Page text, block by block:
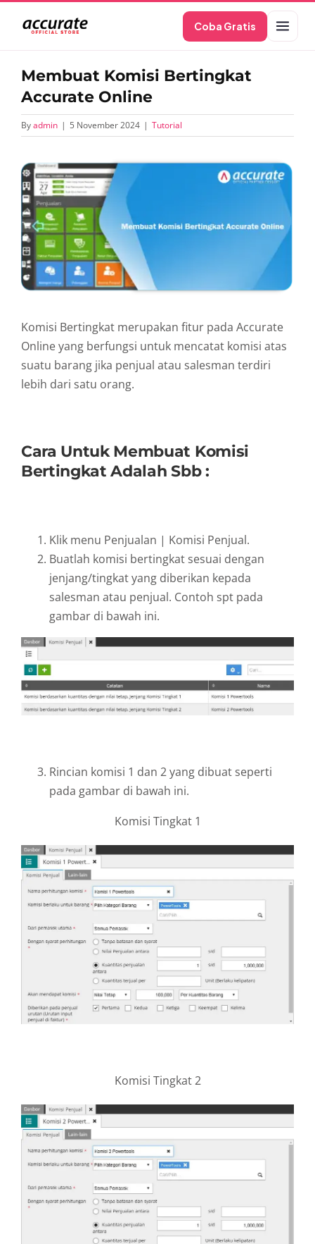
content
Coba Gratis
Membuat Komisi Bertingkat
Accurate Online
Byadmin | 5 November 2024 | Tutorial
View
Larger
Image
Komisi Bertingkat merupakan fitur pada Accurate
Online yang berfungsi untuk mencatat komisi atas
suatu barang jika penjual atau salesman terdiri
lebih dari satu orang.
Cara Untuk Membuat Komisi
Bertingkat Adalah Sbb :
Klik menu Penjualan | Komisi Penjual.
Buatlah komisi bertingkat sesuai dengan
jenjang/tingkat yang diberikan kepada
salesman atau penjual. Contoh spt pada
gambar di bawah ini.
Rincian komisi 1 dan 2 yang dibuat seperti
pada gambar di bawah ini.
Komisi Tingkat 1
Komisi Tingkat 2